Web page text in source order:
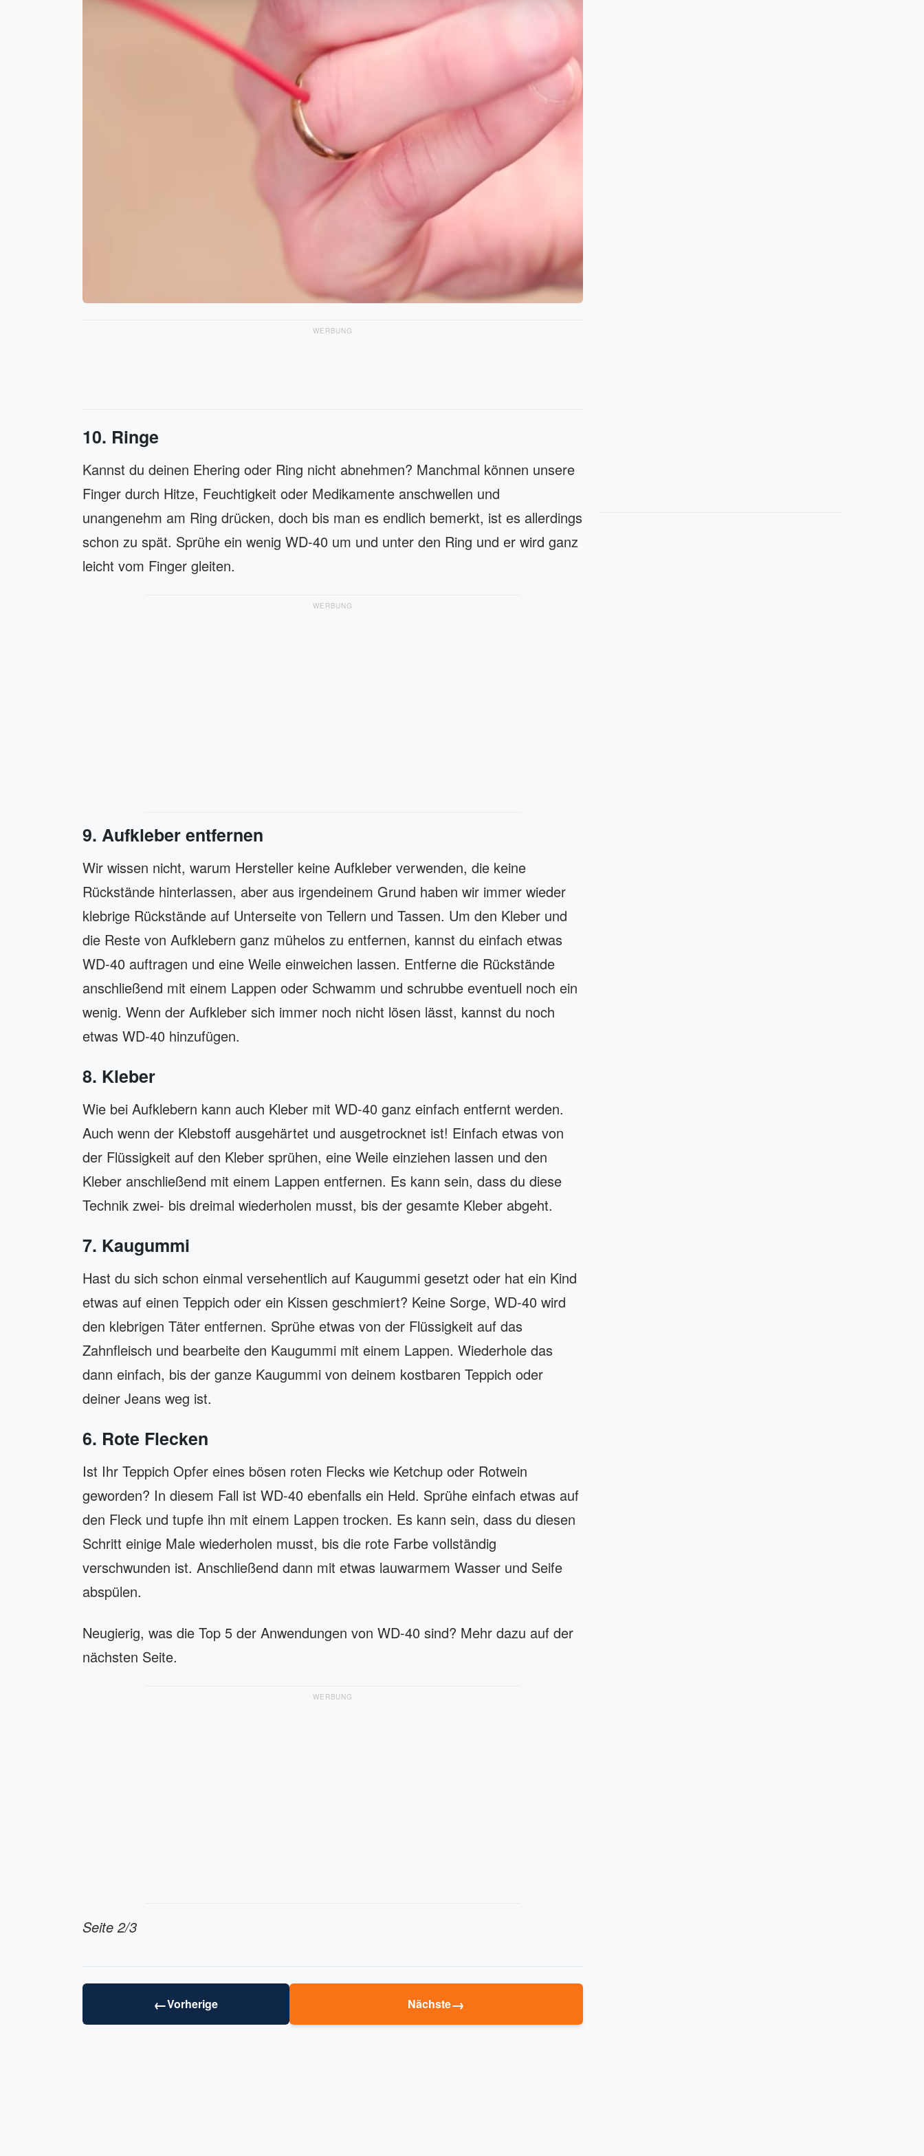
WERBUNG
10. Ringe
Kannst du deinen Ehering oder Ring nicht abnehmen? Manchmal können unsere
Finger durch Hitze, Feuchtigkeit oder Medikamente anschwellen und
unangenehm am Ring drücken, doch bis man es endlich bemerkt, ist es allerdings
schon zu spät. Sprühe ein wenig WD-40 um und unter den Ring und er wird ganz
leicht vom Finger gleiten.
WERBUNG
9. Aufkleber entfernen
Wir wissen nicht, warum Hersteller keine Aufkleber verwenden, die keine
Rückstände hinterlassen, aber aus irgendeinem Grund haben wir immer wieder
klebrige Rückstände auf Unterseite von Tellern und Tassen. Um den Kleber und
die Reste von Aufklebern ganz mühelos zu entfernen, kannst du einfach etwas
WD-40 auftragen und eine Weile einweichen lassen. Entferne die Rückstände
anschließend mit einem Lappen oder Schwamm und schrubbe eventuell noch ein
wenig. Wenn der Aufkleber sich immer noch nicht lösen lässt, kannst du noch
etwas WD-40 hinzufügen.
8. Kleber
Wie bei Aufklebern kann auch Kleber mit WD-40 ganz einfach entfernt werden.
Auch wenn der Klebstoff ausgehärtet und ausgetrocknet ist! Einfach etwas von
der Flüssigkeit auf den Kleber sprühen, eine Weile einziehen lassen und den
Kleber anschließend mit einem Lappen entfernen. Es kann sein, dass du diese
Technik zwei- bis dreimal wiederholen musst, bis der gesamte Kleber abgeht.
7. Kaugummi
Hast du sich schon einmal versehentlich auf Kaugummi gesetzt oder hat ein Kind
etwas auf einen Teppich oder ein Kissen geschmiert? Keine Sorge, WD-40 wird
den klebrigen Täter entfernen. Sprühe etwas von der Flüssigkeit auf das
Zahnfleisch und bearbeite den Kaugummi mit einem Lappen. Wiederhole das
dann einfach, bis der ganze Kaugummi von deinem kostbaren Teppich oder
deiner Jeans weg ist.
6. Rote Flecken
Ist Ihr Teppich Opfer eines bösen roten Flecks wie Ketchup oder Rotwein
geworden? In diesem Fall ist WD-40 ebenfalls ein Held. Sprühe einfach etwas auf
den Fleck und tupfe ihn mit einem Lappen trocken. Es kann sein, dass du diesen
Schritt einige Male wiederholen musst, bis die rote Farbe vollständig
verschwunden ist. Anschließend dann mit etwas lauwarmem Wasser und Seife
abspülen.
Neugierig, was die Top 5 der Anwendungen von WD-40 sind? Mehr dazu auf der
nächsten Seite.
WERBUNG
Seite 2/3
←Vorherige Nächste→